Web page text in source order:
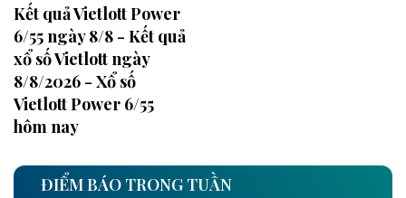
Kết quả Vietlott Power
6/55 ngày 8/8 - Kết quả
xổ số Vietlott ngày
8/8/2026 - Xổ số
Vietlott Power 6/55
hôm nay
ĐIỂM BÁO TRONG TUẦN